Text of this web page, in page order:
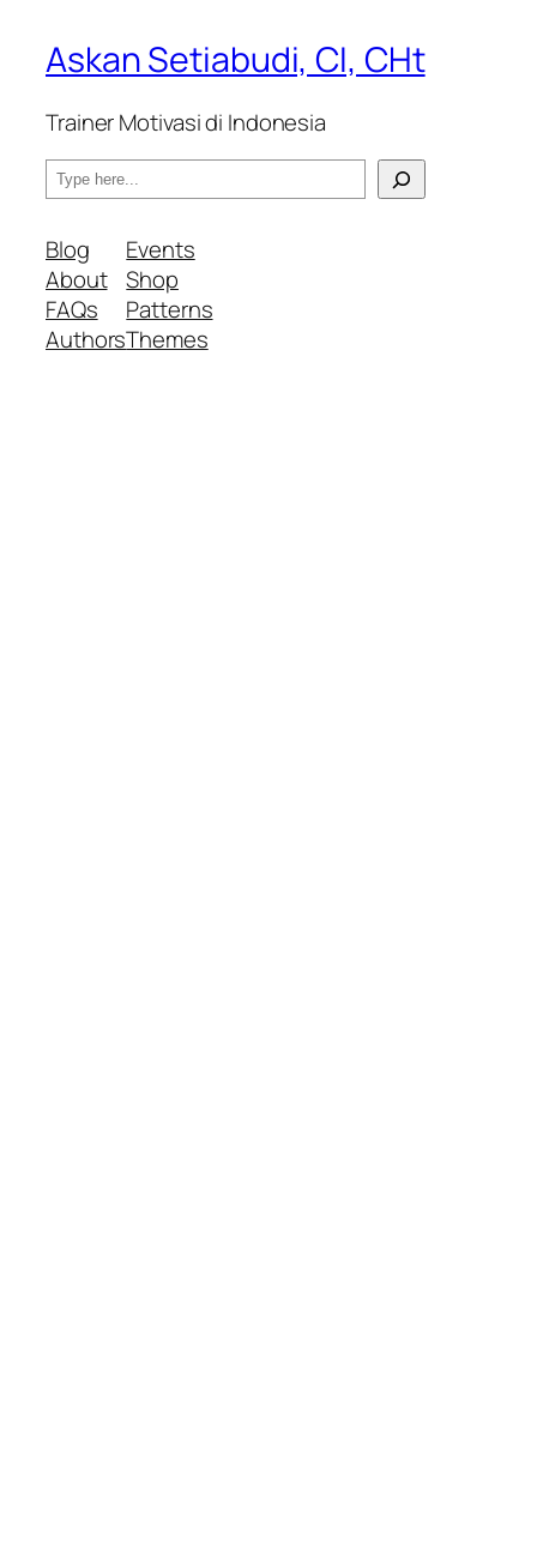
Askan Setiabudi, CI, CHt
Trainer Motivasi di Indonesia
S
e
r
c
h
Blog
About
FAQs
Authors
Events
Shop
Patterns
Themes